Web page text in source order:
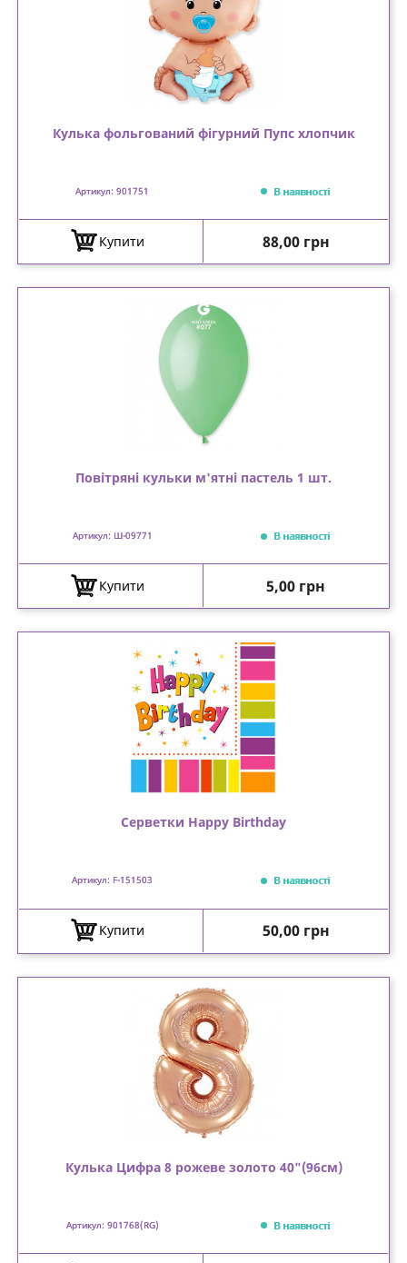
Кулька фольгований фігурний Пупс хлопчик
Артикул: 901751 В наявності
Купити Ціна
88,00 грн
Повітряні кульки м'ятні пастель 1 шт.
Артикул: Ш-09771 В наявності
Купити Ціна
5,00 грн
Серветки Happy Birthday
Артикул: F-151503 В наявності
Купити Ціна
50,00 грн
Кулька Цифра 8 рожеве золото 40"(96см)
Артикул: 901768(RG) В наявності